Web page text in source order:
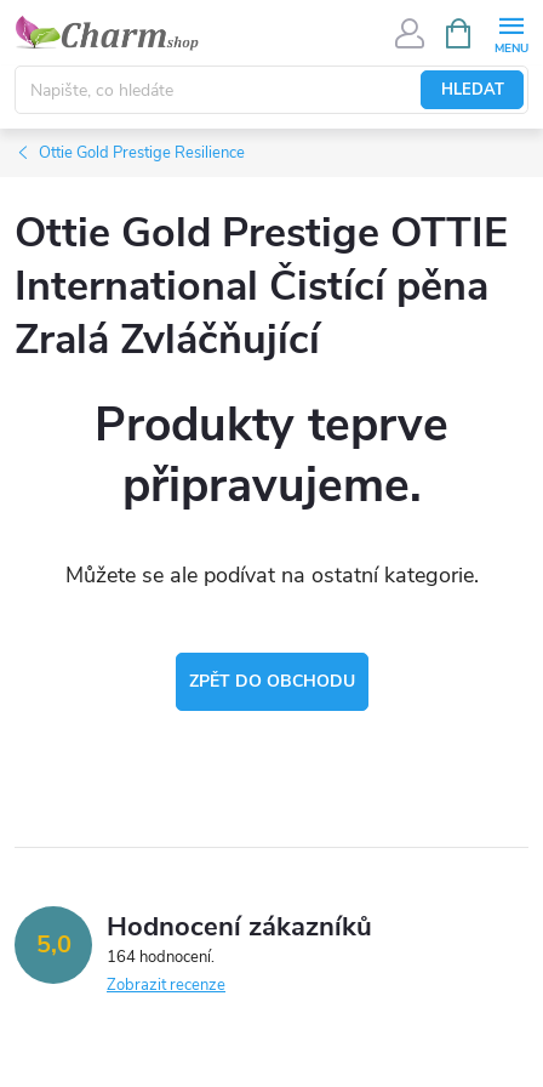
Přejít
obsah
HLEDAT
NÁKUPNÍ
KOŠÍK
Ottie Gold Prestige Resilience
Ottie Gold Prestige OTTIE
International Čistící pěna
Zralá Zvláčňující
Produkty teprve
připravujeme.
Můžete se ale podívat na ostatní kategorie.
ZPĚT DO OBCHODU
5,0 Hodnocení zákazníků
164 hodnocení
Zobrazit recenze